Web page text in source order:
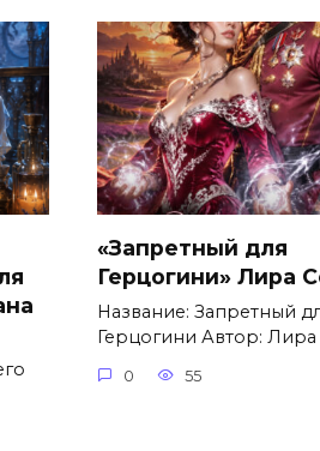
«Запретный для
Герцогини» Лира
Название: Запретный
Герцогини Автор: Лира
0 55